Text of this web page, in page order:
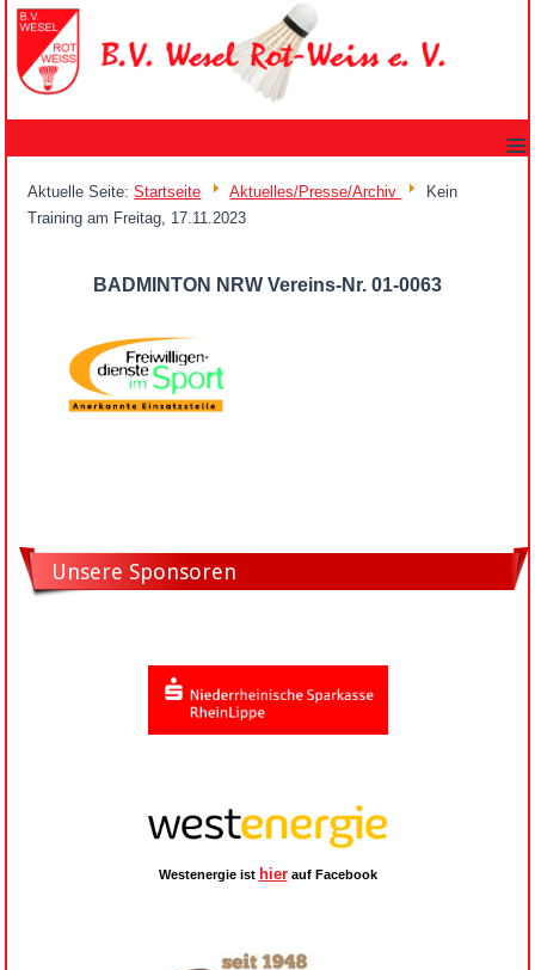
≡
Aktuelle Seite:Startseite Aktuelles/Presse/Archiv
Kein
Training am Freitag, 17.11.2023
BADMINTON NRW Vereins-Nr. 01-0063
Unsere Sponsoren
Westenergie ist hierauf Facebook